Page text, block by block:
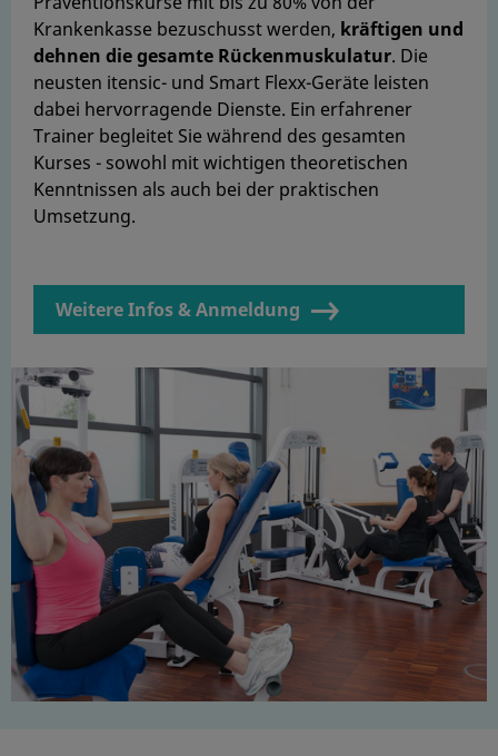
Krankenkasse bezuschusst werden, kräftigen und
dehnen die gesamte Rückenmuskulatur. Die
neusten itensic- und Smart Flexx-Geräte leisten
dabei hervorragende Dienste. Ein erfahrener
Trainer begleitet Sie während des gesamten
Kurses - sowohl mit wichtigen theoretischen
Kenntnissen als auch bei der praktischen
Umsetzung.
Weitere Infos & Anmeldung